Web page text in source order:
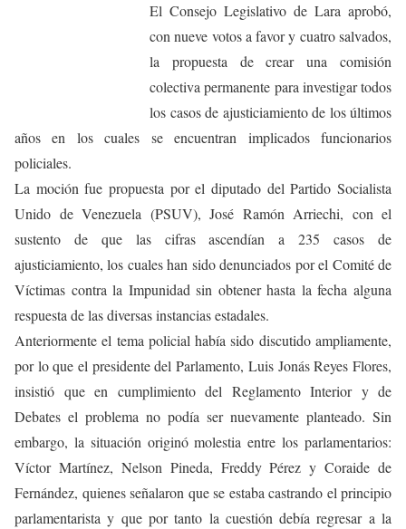
El Consejo Legislativo de Lara aprobó,
con nueve votos a favor y cuatro salvados,
la propuesta de crear una comisión
colectiva permanente para investigar todos
los casos de ajusticiamiento de los últimos
años en los cuales se encuentran implicados funcionarios
policiales.
La moción fue propuesta por el diputado del Partido Socialista
Unido de Venezuela (PSUV), José Ramón Arriechi, con el
sustento de que las cifras ascendían a 235 casos de
ajusticiamiento, los cuales han sido denunciados por el Comité de
Víctimas contra la Impunidad sin obtener hasta la fecha alguna
respuesta de las diversas instancias estadales.
Anteriormente el tema policial había sido discutido ampliamente,
por lo que el presidente del Parlamento, Luis Jonás Reyes Flores,
insistió que en cumplimiento del Reglamento Interior y de
Debates el problema no podía ser nuevamente planteado. Sin
embargo, la situación originó molestia entre los parlamentarios:
Víctor Martínez, Nelson Pineda, Freddy Pérez y Coraide de
Fernández, quienes señalaron que se estaba castrando el principio
parlamentarista y que por tanto la cuestión debía regresar a la